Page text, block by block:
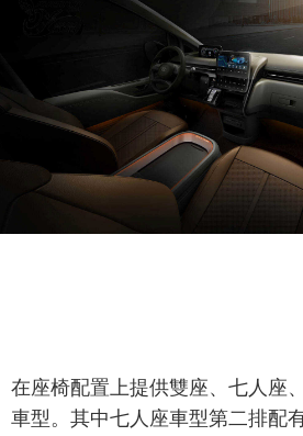
在座椅配置上提供雙座、七人座
車型。其中七人座車型第二排配